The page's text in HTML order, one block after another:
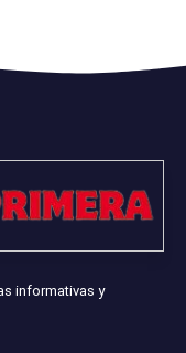
informativas y